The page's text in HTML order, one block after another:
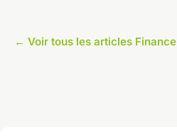
← Voir tous les articles Finance